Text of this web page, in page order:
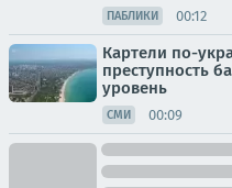
ПАБЛИКИ 00:12
Картели по-
преступность
уровень
СМИ 00:09